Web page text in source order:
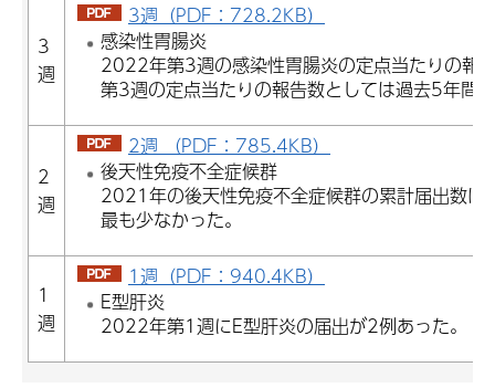
3
週
3週（PDF：728.2KB）
感染性胃腸炎
2022年第3週の感染性胃腸炎の定点当たりの報
第3週の定点当たりの報告数としては過去5年間
2
週
2週 （PDF：785.4KB）
後天性免疫不全症候群
2021年の後天性免疫不全症候群の累計届出数
最も少なかった。
1
週
1週（PDF：940.4KB）
E型肝炎
2022年第1週にE型肝炎の届出が2例あった。